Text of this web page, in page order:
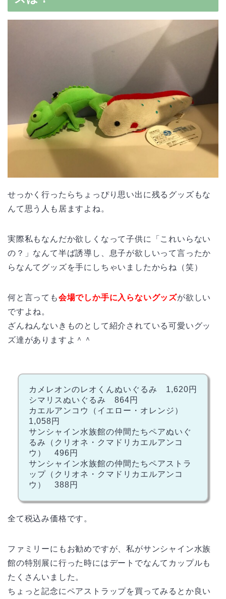
せっかく行ったらちょっぴり思い出に残るグッズもな
んて思う人も居ますよね。
実際私もなんだか欲しくなって子供に「これいらない
の？」なんて半ば誘導し、息子が欲しいって言ったか
らなんてグッズを手にしちゃいましたからね（笑）
何と言っても会場でしか手に入らないグッズが欲しい
ですよね。
ざんねんないきものとして紹介されている可愛いグッ
ズ達がありますよ＾＾
カメレオンのレオくんぬいぐるみ 1,620円
シマリスぬいぐるみ 864円
カエルアンコウ（イエロー・オレンジ）
1,058円
サンシャイン水族館の仲間たちペアぬいぐ
るみ（クリオネ・クマドリカエルアンコ
ウ） 496円
サンシャイン水族館の仲間たちペアストラ
ップ（クリオネ・クマドリカエルアンコ
ウ） 388円
全て税込み価格です。
ファミリーにもお勧めですが、私がサンシャイン水族
館の特別展に行った時にはデートでなんてカップルも
たくさんいました。
ちょっと記念にペアストラップを買ってみるとか良い